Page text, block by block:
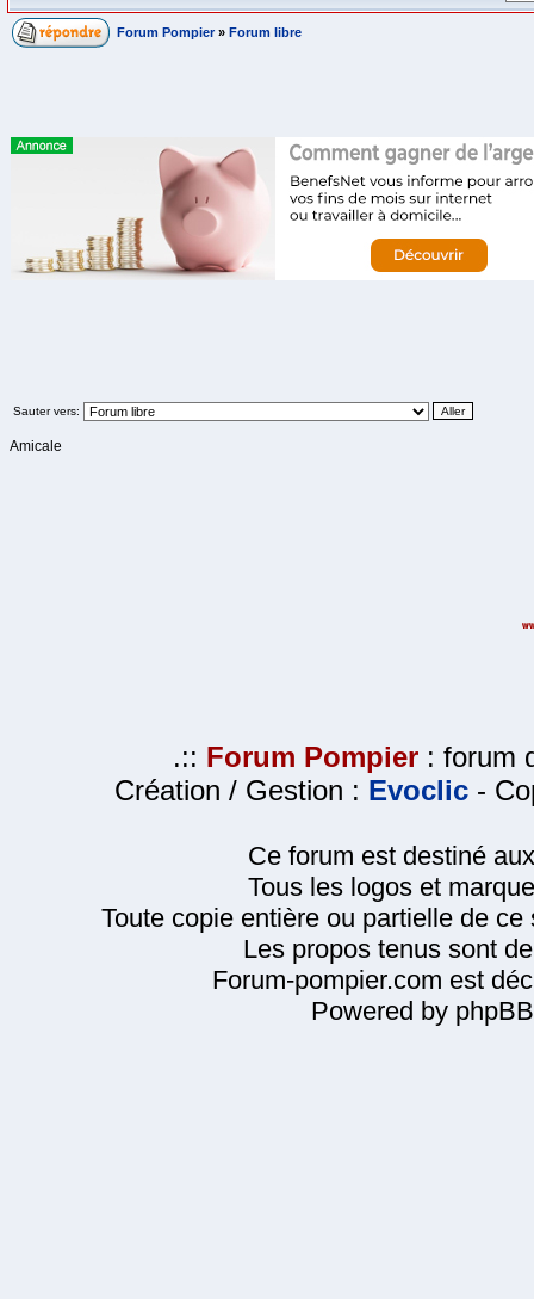
Forum Pompier » Forum libre
Sauter vers:
Amicale
.:: Forum Pompier : forum
Création / Gestion : Evoclic -
Ce forum est destiné
Tous les logos et
Toute copie entière ou partielle de
Les propos tenus sont
Forum-pompier.com est
Powered by